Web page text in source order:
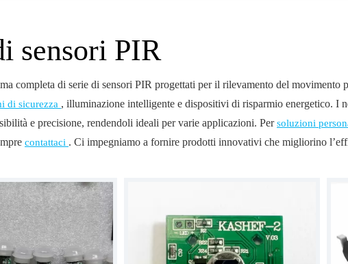
sensori PIR
completa di serie di sensori PIR progettati per il rilevamento del movimento
di sicurezza , illuminazione intelligente e dispositivi di risparmio energetico. I
e precisione, rendendoli ideali per varie applicazioni. Persoluzioni
contattaci . Ci impegniamo a fornire prodotti innovativi che migliorino